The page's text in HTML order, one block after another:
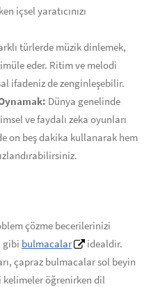
içsel yaratıcınızı
türlerde müzik dinlemek,
eder. Ritim ve melodi
ifadeniz de zenginleşebilir.
Dünya genelinde
ve faydalı zeka oyunları
on beş dakika kullanarak hem
çözme becerilerinizi
gibi bulmacalar
idealdir.
çapraz bulmacalar sol beyin
kelimeler öğrenirken dil